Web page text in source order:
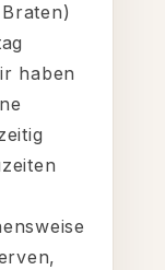
haben